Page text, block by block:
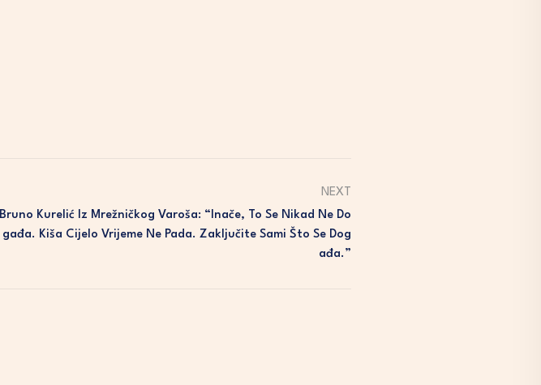
NEXT
Bruno Kurelić Iz Mrežničkog Varoša: “Inače, To Se Nikad Ne Do
Gađa. Kiša Cijelo Vrijeme Ne Pada. Zaključite Sami Što Se Dog
Ađa.”